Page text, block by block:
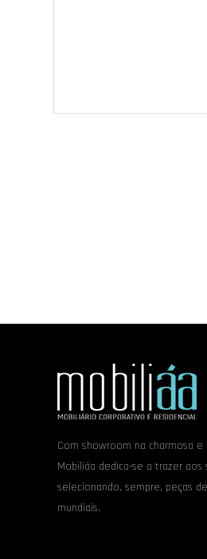
Com showroom na charmosa
Mobiliáa dedica-se a trazer
selecionando, sempre, peças
mundiais.